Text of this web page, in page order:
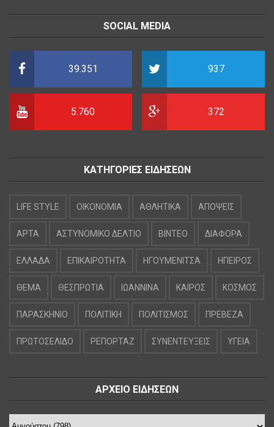
SOCIAL MEDIA
39.351 937
5.760 372
ΚΑΤΗΓΟΡΙΕΣ ΕΙΔΗΣΕΩΝ
LIFE STYLE OIKONOMIA ΑΘΛΗΤΙΚΑ ΑΠΟΨΕΙΣ
ΑΡΤΑ ΑΣΤΥΝΟΜΙΚΟ ΔΕΛΤΙΟ ΒΙΝΤΕΟ ΔΙΑΦΟΡΑ
ΕΛΛΑΔΑ ΕΠΙΚΑΙΡΟΤΗΤΑ ΗΓΟΥΜΕΝΙΤΣΑ ΗΠΕΙΡΟΣ
ΘΕΜΑ ΘΕΣΠΡΩΤΙΑ ΙΩΑΝΝΙΝΑ ΚΑΙΡΟΣ ΚΟΣΜΟΣ
ΠΑΡΑΣΚΗΝΙΟ ΠΟΛΙΤΙΚΗ ΠΟΛΙΤΙΣΜΟΣ ΠΡΕΒΕΖΑ
ΠΡΩΤΟΣΕΛΙΔΟ ΡΕΠΟΡΤΑΖ ΣΥΝΕΝΤΕΥΞΕΙΣ ΥΓΕΙΑ
ΑΡΧΕΙΟ ΕΙΔΗΣΕΩΝ